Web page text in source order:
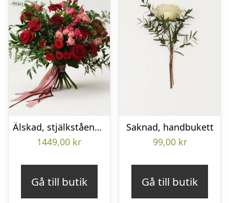
Älskad, stjälkstående bukett
1449,00 kr
Gå till butik
Saknad, handbukett
99,00 kr
Gå till butik